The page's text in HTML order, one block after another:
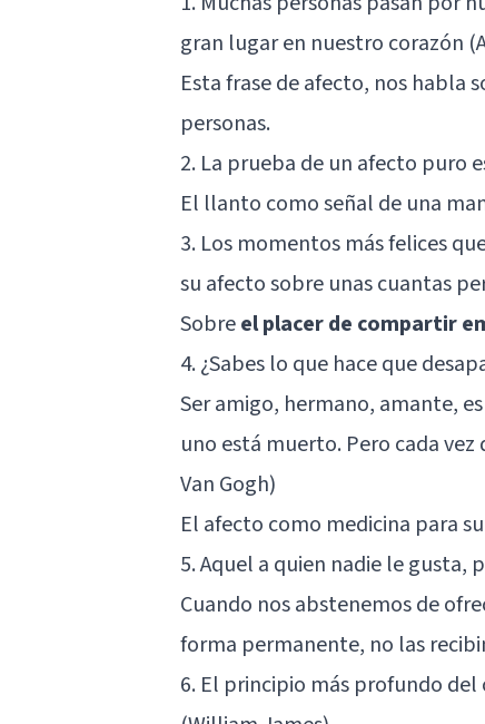
gran lugar en nuestro corazón
Esta frase de afecto, nos habla
personas.
2. La prueba de un afecto puro
El llanto como señal de una
3. Los momentos más felices
su afecto sobre unas cuantas
Sobreel placer de compartir
4. ¿Sabes lo que hace que
Ser amigo, hermano, amante,
uno está muerto. Pero cada
Van Gogh)
El afecto como medicina para
5. Aquel a quien nadie le gusta,
Cuando nos abstenemos de
forma permanente, no las
6. El principio más profundo